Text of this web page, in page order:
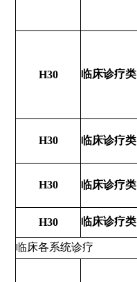
H30 临床诊疗类
H30 临床诊疗类
H30 临床诊疗类
H30
临床诊疗类
临床各系统诊疗